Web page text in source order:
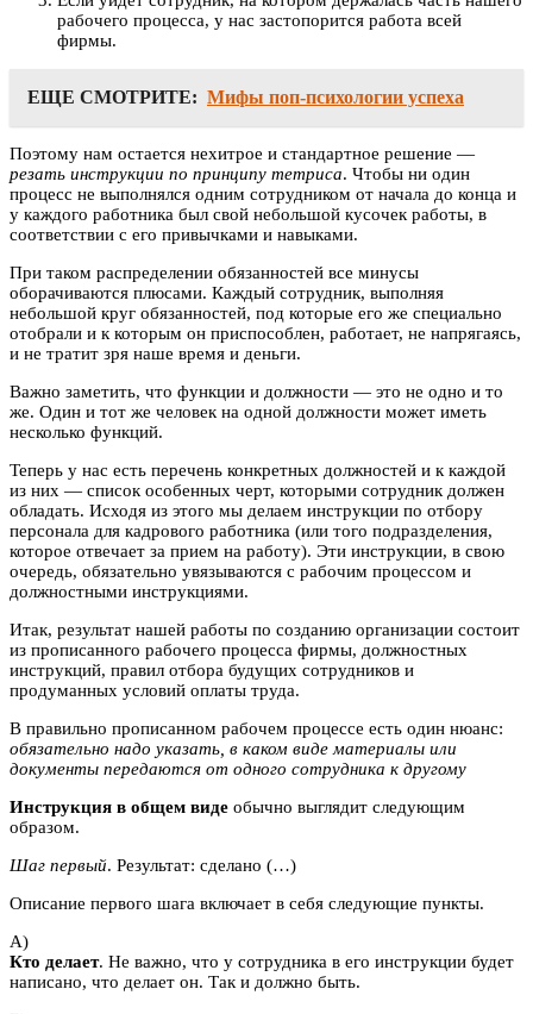
рабочего процесса, у нас застопорится работа всей
фирмы.
ЕЩЕ СМОТРИТЕ: Мифы поп-психологии успеха
Поэтому нам остается нехитрое и стандартное решение —
резать инструкции по принципу тетриса. Чтобы ни один
процесс не выполнялся одним сотрудником от начала до конца и
у каждого работника был свой небольшой кусочек работы, в
соответствии с его привычками и навыками.
При таком распределении обязанностей все минусы
оборачиваются плюсами. Каждый сотрудник, выполняя
небольшой круг обязанностей, под которые его же специально
отобрали и к которым он приспособлен, работает, не напрягаясь,
и не тратит зря наше время и деньги.
Важно заметить, что функции и должности — это не одно и то
же. Один и тот же человек на одной должности может иметь
несколько функций.
Теперь у нас есть перечень конкретных должностей и к каждой
из них — список особенных черт, которыми сотрудник должен
обладать. Исходя из этого мы делаем инструкции по отбору
персонала для кадрового работника (или того подразделения,
которое отвечает за прием на работу). Эти инструкции, в свою
очередь, обязательно увязываются с рабочим процессом и
должностными инструкциями.
Итак, результат нашей работы по созданию организации состоит
из прописанного рабочего процесса фирмы, должностных
инструкций, правил отбора будущих сотрудников и
продуманных условий оплаты труда.
В правильно прописанном рабочем процессе есть один нюанс:
обязательно надо указать, в каком виде материалы или
документы передаются от одного сотрудника к другому
Инструкция в общем виде обычно выглядит следующим
образом.
Шаг первый. Результат: сделано (…)
Описание первого шага включает в себя следующие пункты.
A)
Кто делает. Не важно, что у сотрудника в его инструкции будет
написано, что делает он. Так и должно быть.